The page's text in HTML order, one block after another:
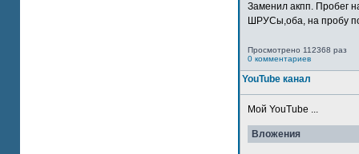
Заменил акпп. Пробег
ШРУСы,оба, на пробу
Просмотрено 112368 раз
0 комментариев
YouTube канал
Мой YouTube ...
Вложения